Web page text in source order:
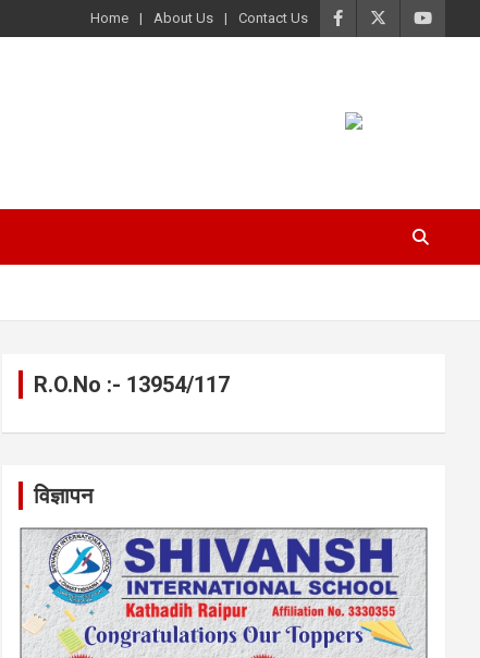
Home About Us Contact Us
R.O.No :- 13954/117
विज्ञापन